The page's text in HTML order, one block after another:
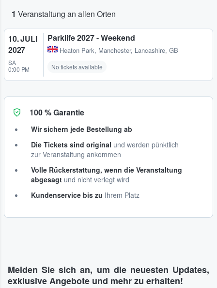
1 Veranstaltung an allen Orten
10. JULI
2027
SA
0:00 PM
Parklife 2027 - Weekend
Heaton Park, Manchester, Lancashire, GB
No tickets available
100 % Garantie
Wir sichern jede Bestellung ab
Die Tickets sind original und werden pünktlich
zur Veranstaltung ankommen
Volle Rückerstattung, wenn die Veranstaltung
abgesagt und nicht verlegt wird
Kundenservice bis zu Ihrem Platz
Melden Sie sich an, um die neuesten Updates,
exklusive Angebote und mehr zu erhalten!